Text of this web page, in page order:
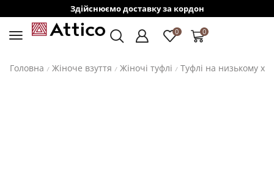
Здійснюємо доставку за кордон
0 0
Головна / Жіноче взуття / Жіночі туфлі / Туфлі на низькому